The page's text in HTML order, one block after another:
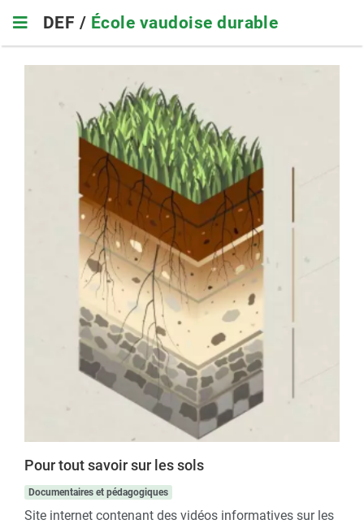
main
navigation
DEF / École vaudoise durable
Pour tout savoir sur les sols
Documentaires et pédagogiques
Site internet contenant des vidéos informatives sur les